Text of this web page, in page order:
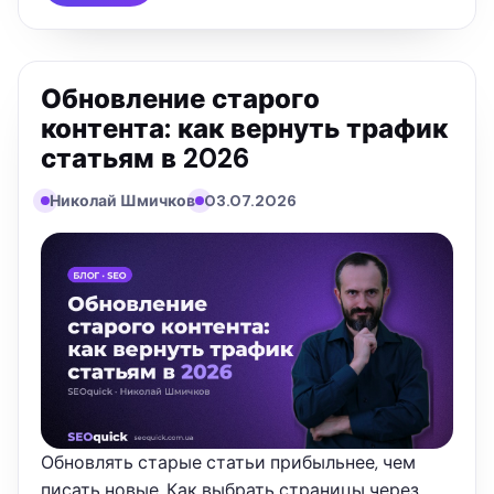
Обновление старого
контента: как вернуть трафик
статьям в 2026
Николай Шмичков 03.07.2026
Обновлять старые статьи прибыльнее, чем